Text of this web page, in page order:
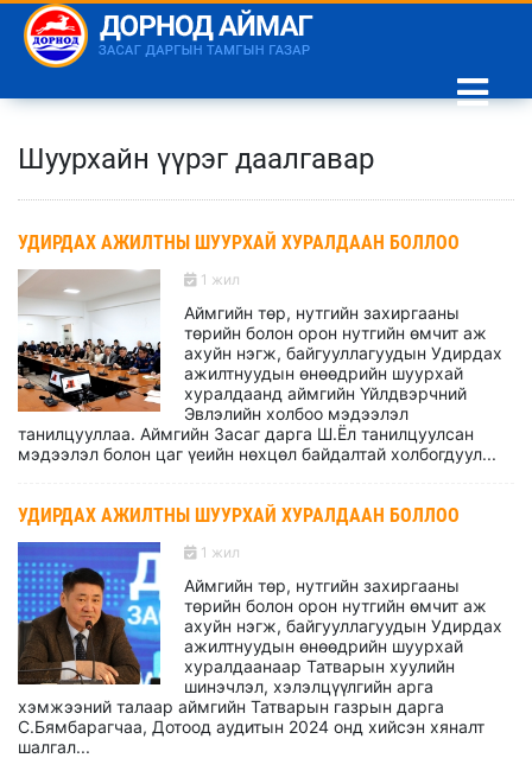
Шуурхайн үүрэг даалгавар
УДИРДАХ АЖИЛТНЫ ШУУРХАЙ ХУРАЛДААН БОЛЛОО
1 жил
Аймгийн төр, нутгийн захиргааны
төрийн болон орон нутгийн өмчит аж
ахуйн нэгж, байгууллагуудын Удирдах
ажилтнуудын өнөөдрийн шуурхай
хуралдаанд аймгийн Үйлдвэрчний
Эвлэлийн холбоо мэдээлэл
танилцууллаа. Аймгийн Засаг дарга Ш.Ёл танилцуулсан
мэдээлэл болон цаг үеийн нөхцөл байдалтай холбогдуул...
УДИРДАХ АЖИЛТНЫ ШУУРХАЙ ХУРАЛДААН БОЛЛОО
1 жил
Аймгийн төр, нутгийн захиргааны
төрийн болон орон нутгийн өмчит аж
ахуйн нэгж, байгууллагуудын Удирдах
ажилтнуудын өнөөдрийн шуурхай
хуралдаанаар Татварын хуулийн
шинэчлэл, хэлэлцүүлгийн арга
хэмжээний талаар аймгийн Татварын газрын дарга
С.Бямбарагчаа, Дотоод аудитын 2024 онд хийсэн хяналт
шалгал...